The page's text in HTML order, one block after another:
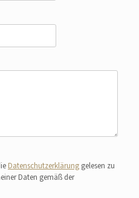
Datenschutzerklärung gelesen zu
Daten gemäß der